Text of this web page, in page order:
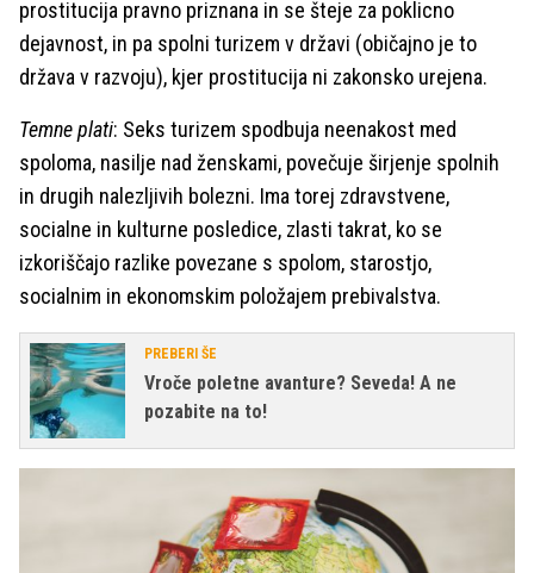
prostitucija pravno priznana in se šteje za poklicno
dejavnost, in pa spolni turizem v državi (običajno je to
država v razvoju), kjer prostitucija ni zakonsko urejena.
Temne plati: Seks turizem spodbuja neenakost med
spoloma, nasilje nad ženskami, povečuje širjenje spolnih
in drugih nalezljivih bolezni. Ima torej zdravstvene,
socialne in kulturne posledice, zlasti takrat, ko se
izkoriščajo razlike povezane s spolom, starostjo,
socialnim in ekonomskim položajem prebivalstva.
PREBERI ŠE
Vroče poletne avanture? Seveda! A ne
pozabite na to!